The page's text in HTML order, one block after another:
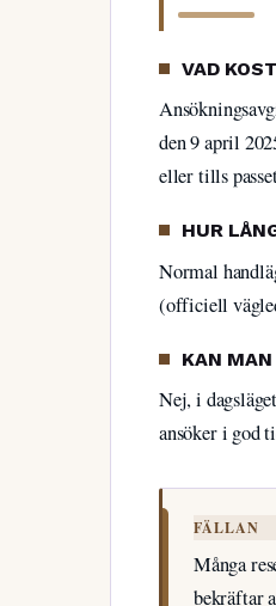
VAD
den 9 april
eller tills
HUR
Normal
(officiell
KAN MAN
Nej, i
ansöker i god
FÄLLAN
Många
bekräftar